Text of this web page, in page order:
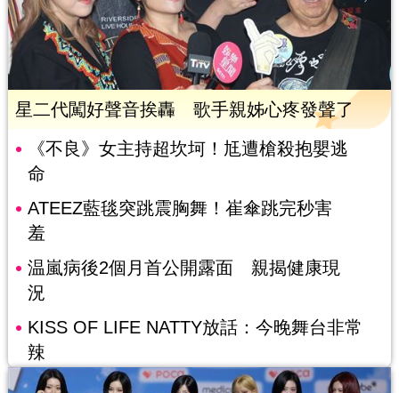
星二代闖好聲音挨轟 歌手親姊心疼發聲了
《不良》女主持超坎坷！尪遭槍殺抱嬰逃
命
ATEEZ藍毯突跳震胸舞！崔傘跳完秒害
羞
温嵐病後2個月首公開露面 親揭健康現
況
KISS OF LIFE NATTY放話：今晚舞台非常
辣